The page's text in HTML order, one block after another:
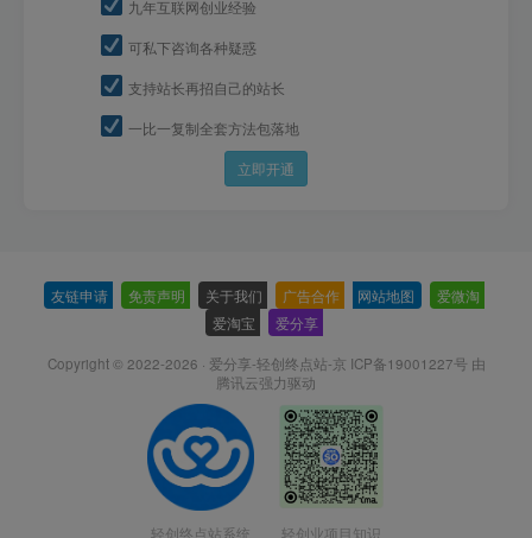
九年互联网创业经验
可私下咨询各种疑惑
支持站长再招自己的站长
一比一复制全套方法包落地
立即开通
友链申请 免责声明 关于我们 广告合作 网站地图 爱微淘
爱淘宝
爱分享
Copyright © 2022-2026 · 爱分享-轻创终点站-京 ICP备19001227号 由
腾讯云强力驱动
轻创终点站系统 轻创业项目知识